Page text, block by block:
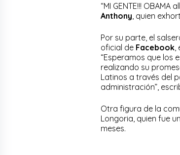
“MI GENTE!!!
Anthony , quien
Por su parte, el
oficial de Facebook
“Esperamos que los
realizando su
Latinos a través del
administración”,
Otra figura de la
Longoria, quien fue
meses.